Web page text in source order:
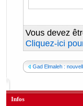
Vous devez
Cliquez-ici
Gad Elmaleh :
Infos